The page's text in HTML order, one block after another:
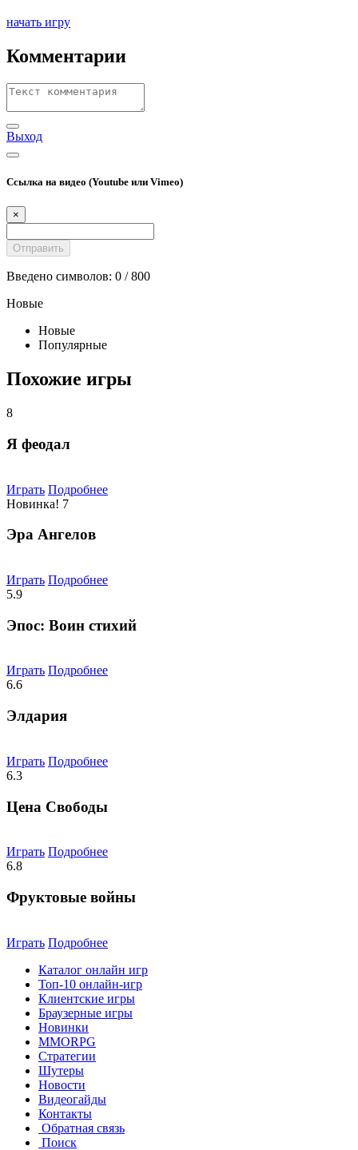
начать игру
Комментарии
Выход
Ссылка на видео (Youtube или Vimeo)
×
Введено символов: 0 / 800
Новые
Новые
Популярные
Похожие игры
8
Я феодал
Играть Подробнее
Новинка! 7
Эра Ангелов
Играть Подробнее
5.9
Эпос: Воин стихий
Играть Подробнее
6.6
Элдария
Играть Подробнее
6.3
Цена Свободы
Играть Подробнее
6.8
Фруктовые войны
Играть Подробнее
Каталог онлайн игр
Топ-10 онлайн-игр
Клиентские игры
Браузерные игры
Новинки
MMORPG
Стратегии
Шутеры
Новости
Видеогайды
Контакты
Обратная связь
Поиск